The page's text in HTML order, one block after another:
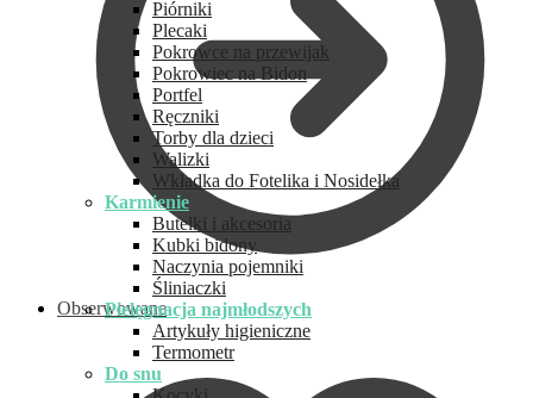
Obserwowane
Piórniki
Plecaki
Pokrowce na przewijak
Pokrowiec na Bidon
Portfel
Ręczniki
Torby dla dzieci
Walizki
Wkładka do Fotelika i Nosidełka
Karmienie
Butelki i akcesoria
Kubki bidony
Naczynia pojemniki
Śliniaczki
Pielęgnacja najmłodszych
Artykuły higieniczne
Termometr
Do snu